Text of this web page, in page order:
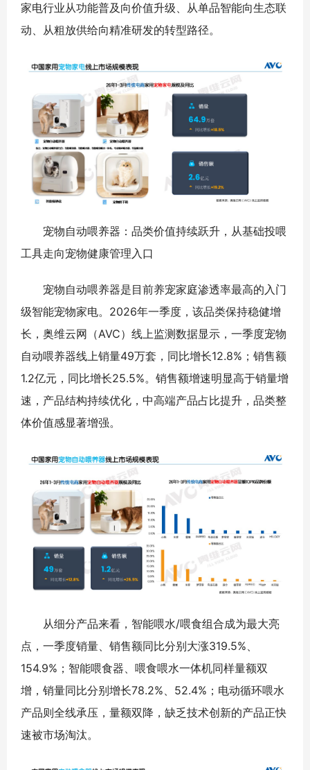
家电行业从功能普及向价值升级、从单品智能向生态联
动、从粗放供给向精准研发的转型路径。
宠物自动喂养器：品类价值持续跃升，从基础投喂
工具走向宠物健康管理入口
宠物自动喂养器是目前养宠家庭渗透率最高的入门
级智能宠物家电。2026年一季度，该品类保持稳健增
长，奥维云网（AVC）线上监测数据显示，一季度宠物
自动喂养器线上销量49万套，同比增长12.8%；销售额
1.2亿元，同比增长25.5%。销售额增速明显高于销量增
速，产品结构持续优化，中高端产品占比提升，品类整
体价值感显著增强。
从细分产品来看，智能喂水/喂食组合成为最大亮
点，一季度销量、销售额同比分别大涨319.5%、
154.9%；智能喂食器、喂食喂水一体机同样量额双
增，销量同比分别增长78.2%、52.4%；电动循环喂水
产品则全线承压，量额双降，缺乏技术创新的产品正快
速被市场淘汰。